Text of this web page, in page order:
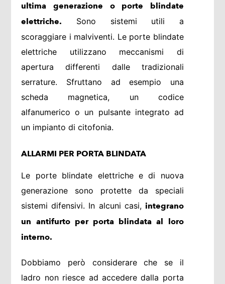
ultima generazione o porte blindate
elettriche.
Sono sistemi utili a
scoraggiare i malviventi. Le porte blindate
elettriche utilizzano meccanismi di
apertura differenti dalle tradizionali
serrature. Sfruttano ad esempio una
scheda magnetica, un codice
alfanumerico o un pulsante integrato ad
un impianto di citofonia.
ALLARMI PER PORTA BLINDATA
Le porte blindate elettriche e di nuova
generazione sono protette da speciali
sistemi difensivi. In alcuni casi, integrano
un antifurto per porta blindata al loro
interno.
Dobbiamo però considerare che se il
ladro non riesce ad accedere dalla porta